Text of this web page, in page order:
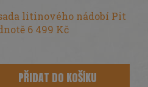
PŘIDAT DO KOŠÍKU
litinového nádobí Pit
6 499 Kč